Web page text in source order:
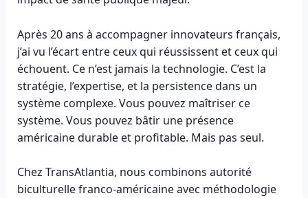
Après 20 ans à accompagner innovateurs français,
j’ai vu l’écart entre ceux qui réussissent et ceux qui
échouent. Ce n’est jamais la technologie. C’est la
stratégie, l’expertise, et la persistence dans un
système complexe. Vous pouvez maîtriser ce
système. Vous pouvez bâtir une présence
américaine durable et profitable. Mais pas seul.
Chez TransAtlantia, nous combinons autorité
biculturelle franco-américaine avec méthodologie